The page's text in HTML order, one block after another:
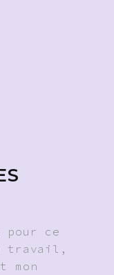
pour ce
travail,
mon